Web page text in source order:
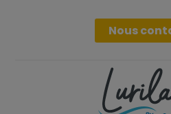
Nous